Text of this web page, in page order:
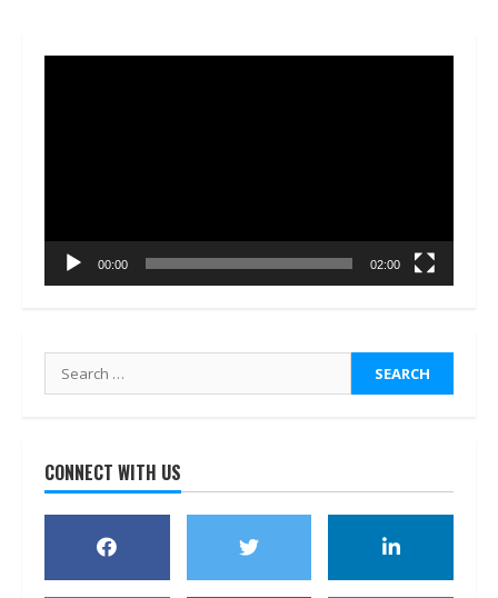
00:00 02:00
Search
for:
CONNECT WITH US